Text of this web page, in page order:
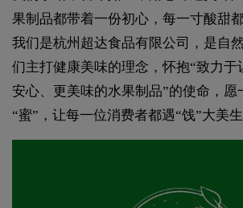
果制品都带着一份初心，每一寸酸甜
我们是杭州超达食品有限公司，是自
们主打健康美味的理念，怀抱“致力于
安心、更美味的水果制品”的使命，愿
“蜜”，让每一位消费者都遇“饯”大美生